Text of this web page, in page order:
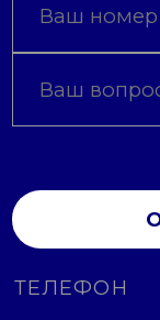
ТЕЛЕФОН